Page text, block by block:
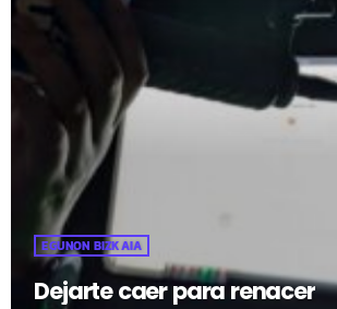
EGUNON BIZKAIA
Dejarte caer para renacer